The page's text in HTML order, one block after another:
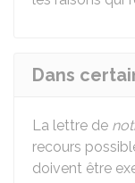
Dans
La lettre de
recours
doivent être